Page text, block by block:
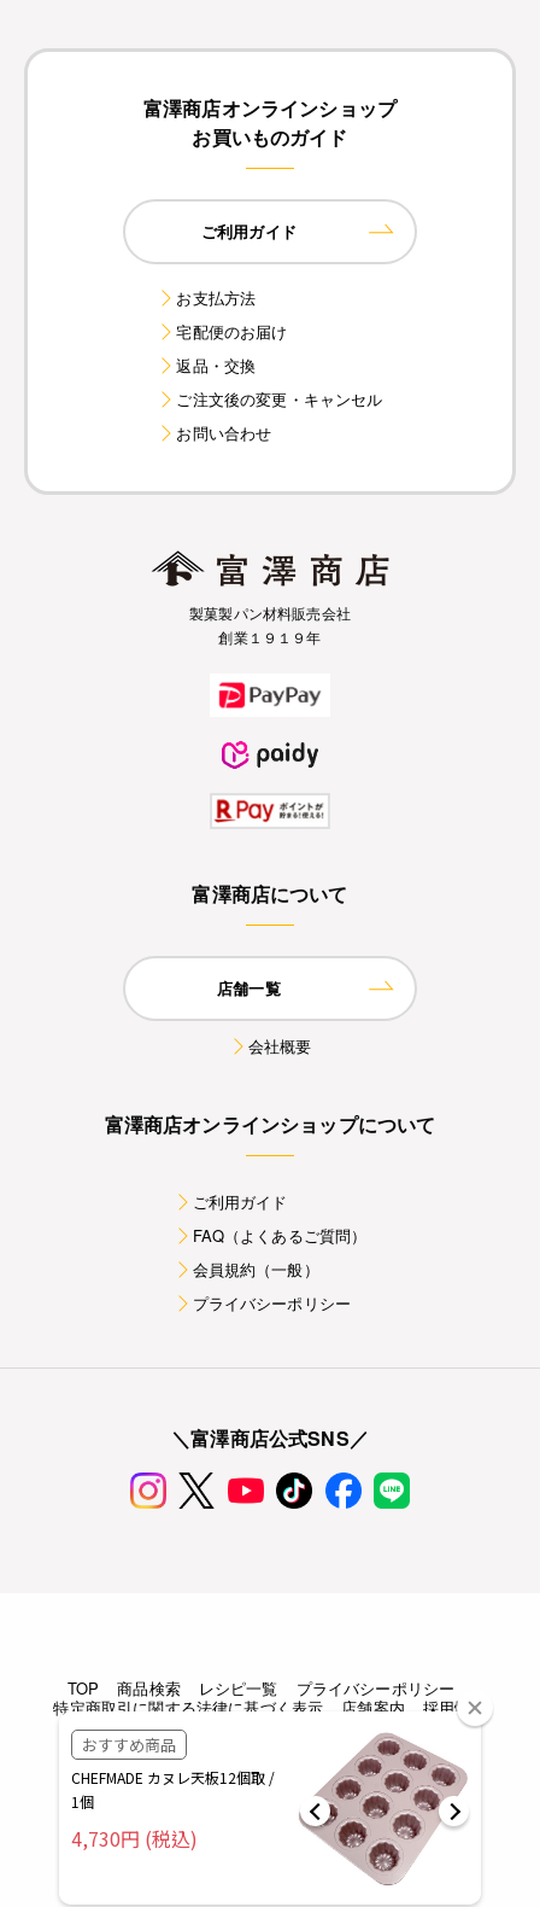
富澤商店オンラインショップ
お買いものガイド
ご利用ガイド
お支払方法
宅配便のお届け
返品・交換
ご注文後の変更・キャンセル
お問い合わせ
製菓製パン材料販売会社
創業１９１９年
富澤商店について
店舗一覧
会社概要
富澤商店オンラインショップについて
ご利用ガイド
FAQ（よくあるご質問）
会員規約（一般）
プライバシーポリシー
＼富澤商店公式SNS／
TOP 商品検索 レシピ一覧
プライバシーポリシー
特定商取引に関する法律に基づく表示
店舗案内 採用情報
Copyright © TOMIZAWA SHOUTEN All rights reserved.